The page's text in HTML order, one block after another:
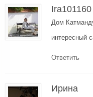
Ira101160
Дом
интересный
Ответить
Ирина